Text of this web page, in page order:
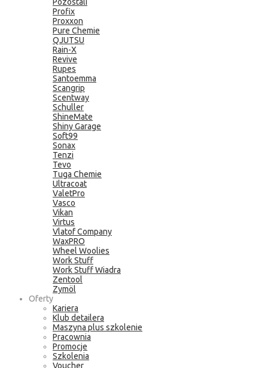
Profix
Proxxon
Pure Chemie
QJUTSU
Rain-X
Revive
Rupes
Santoemma
Scangrip
Scentway
Schuller
ShineMate
Shiny Garage
Soft99
Sonax
Tenzi
Tevo
Tuga Chemie
Ultracoat
ValetPro
Vasco
Vikan
Virtus
Vlatof Company
WaxPRO
Wheel Woolies
Work Stuff
Work Stuff Wiadra
Zentool
Zymöl
Oferty
Kariera
Klub detailera
Maszyna plus szkolenie
Pracownia
Promocje
Szkolenia
Voucher